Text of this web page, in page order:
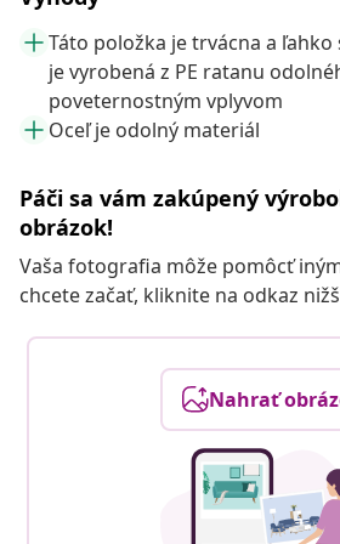
Táto položka je trvácna a
je vyrobená z PE ratanu
poveternostným vplyvom
Oceľ je odolný materiál
Páči sa vám zakúpený
obrázok!
Vaša fotografia môže pomôcť
chcete začať, kliknite na odkaz
Nahrať